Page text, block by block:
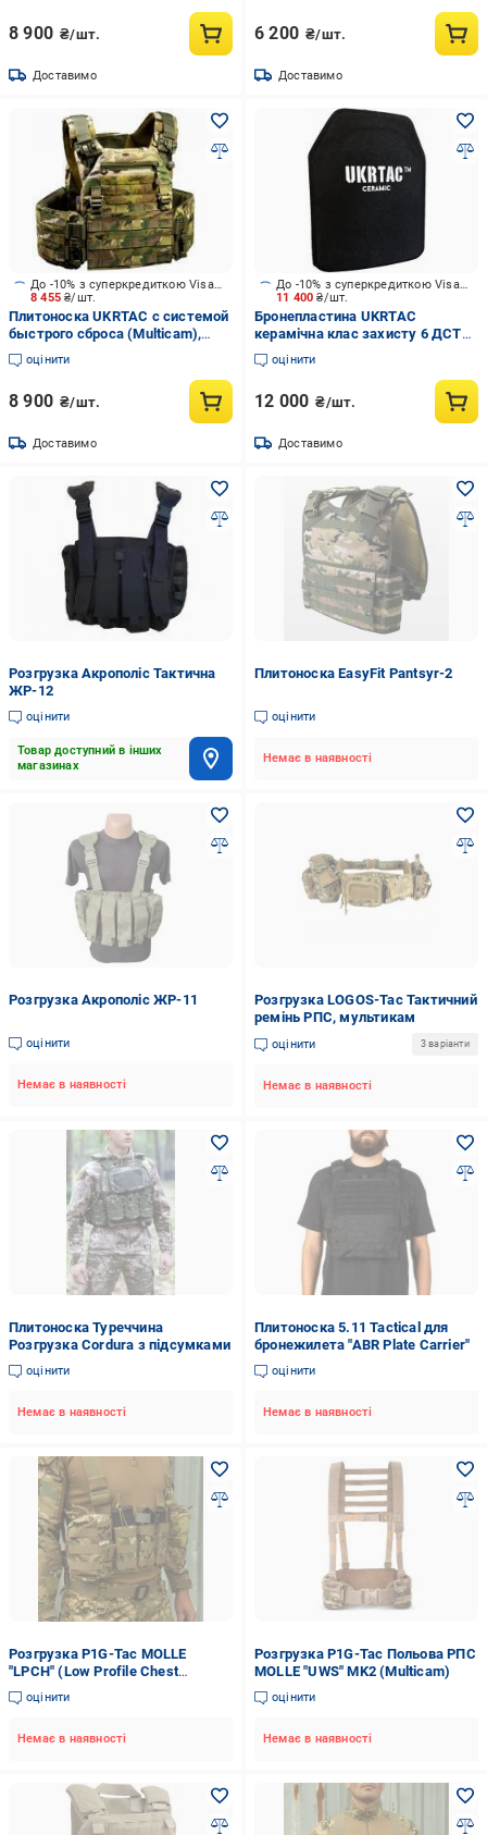
8 900 ₴/шт.
Доставимо
6 200 ₴/шт.
Доставимо
8 455₴/шт.
До -10% з суперкредиткою Visa Вигода
Плитоноска UKRTAC с системой
быстрого сброса (Multicam),
ткань Cordura 500
оцінити
8 900 ₴/шт.
Доставимо
11 400₴/шт.
До -10% з суперкредиткою Visa Вигода
Бронепластина UKRTAC
керамічна клас захисту 6 ДСТУ
(Strike Face) для плитоносок та
броніжилетів
оцінити
12 000 ₴/шт.
Доставимо
Розгрузка Акрополіс Тактична
ЖР-12
оцінити
Товар доступний в інших
магазинах
Плитоноска EasyFit Pantsyr-2
оцінити
Немає в наявності
Розгрузка Акрополіс ЖР-11
оцінити
Немає в наявності
Розгрузка LOGOS-Tac Тактичний
ремінь РПС, мультикам
оцінити 3 варіанти
Немає в наявності
Плитоноска Туреччина
Розгрузка Cordura з підсумками
оцінити
Немає в наявності
Плитоноска 5.11 Tactical для
бронежилета "ABR Plate Carrier"
оцінити
Немає в наявності
Розгрузка P1G-Tac MOLLE
"LPCH" (Low Profile Chest
Harness) ([1250] MTP/MCU camo
оцінити
Немає в наявності
Розгрузка P1G-Tac Польова РПС
MOLLE "UWS" MK2 (Multicam)
оцінити
Немає в наявності